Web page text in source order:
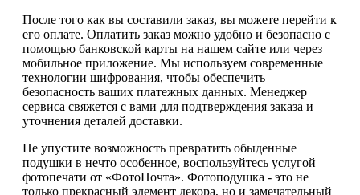
После того как вы составили заказ, вы можете перейти к
его оплате. Оплатить заказ можно удобно и безопасно с
помощью банковской карты на нашем сайте или через
мобильное приложение. Мы используем современные
технологии шифрования, чтобы обеспечить
безопасность ваших платежных данных. Менеджер
сервиса свяжется с вами для подтверждения заказа и
уточнения деталей доставки.
Не упустите возможность превратить обыденные
подушки в нечто особенное, воспользуйтесь услугой
фотопечати от «ФотоПочта». Фотоподушка - это не
только прекрасный элемент декора, но и замечательный